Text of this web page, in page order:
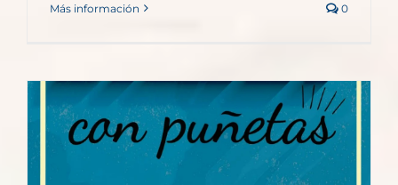
Más información 0